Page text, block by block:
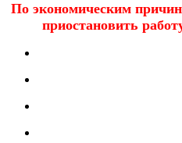
По экономическим
приостановить